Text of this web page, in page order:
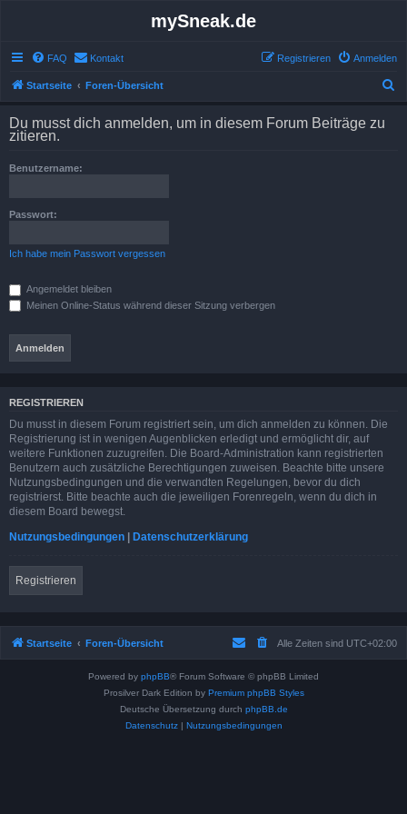
mySneak.de
FAQ Kontakt Anmelden
Registrieren
Startseite Foren-Übersicht
Du musst dich anmelden, um in diesem Forum Beiträge zu
zitieren.
Benutzername:
Passwort:
Ich habe mein Passwort vergessen
Angemeldet bleiben
Meinen Online-Status während dieser Sitzung verbergen
REGISTRIEREN
Du musst in diesem Forum registriert sein, um dich anmelden zu können. Die
Registrierung ist in wenigen Augenblicken erledigt und ermöglicht dir, auf
weitere Funktionen zuzugreifen. Die Board-Administration kann registrierten
Benutzern auch zusätzliche Berechtigungen zuweisen. Beachte bitte unsere
Nutzungsbedingungen und die verwandten Regelungen, bevor du dich
registrierst. Bitte beachte auch die jeweiligen Forenregeln, wenn du dich in
diesem Board bewegst.
Nutzungsbedingungen | Datenschutzerklärung
Registrieren
Startseite Foren-Übersicht Alle Zeiten sind UTC+02:00
Powered by phpBB® Forum Software © phpBB Limited
Prosilver Dark Edition by Premium phpBB Styles
Deutsche Übersetzung durch phpBB.de
Datenschutz| Nutzungsbedingungen